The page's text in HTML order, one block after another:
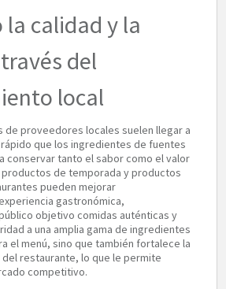
la calidad y la
del
local
de proveedores locales suelen llegar a
que los ingredientes de fuentes
conservar tanto el sabor como el valor
de temporada y productos
pueden mejorar
gastronómica,
objetivo comidas auténticas y
a una amplia gama de ingredientes
el menú, sino que también fortalece la
restaurante, lo que le permite
competitivo.